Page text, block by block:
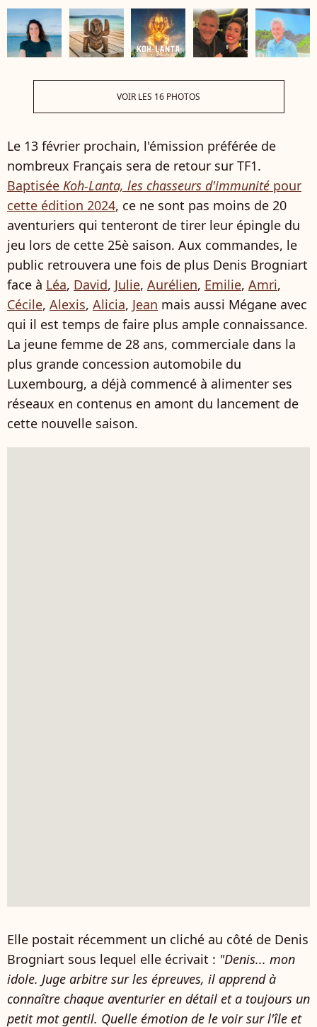
VOIR LES 16 PHOTOS
Le 13 février prochain, l'émission préférée de
nombreux Français sera de retour sur TF1.
Baptisée Koh-Lanta, les chasseurs d'immunité pour
cette édition 2024, ce ne sont pas moins de 20
aventuriers qui tenteront de tirer leur épingle du
jeu lors de cette 25è saison. Aux commandes, le
public retrouvera une fois de plus Denis Brogniart
face à Léa, David, Julie, Aurélien, Emilie, Amri,
Cécile, Alexis, Alicia, Jean mais aussi Mégane avec
qui il est temps de faire plus ample connaissance.
La jeune femme de 28 ans, commerciale dans la
plus grande concession automobile du
Luxembourg, a déjà commencé à alimenter ses
réseaux en contenus en amont du lancement de
cette nouvelle saison.
Elle postait récemment un cliché au côté de Denis
Brogniart sous lequel elle écrivait : "Denis... mon
idole. Juge arbitre sur les épreuves, il apprend à
connaître chaque aventurier en détail et a toujours un
petit mot gentil. Quelle émotion de le voir sur l'île et